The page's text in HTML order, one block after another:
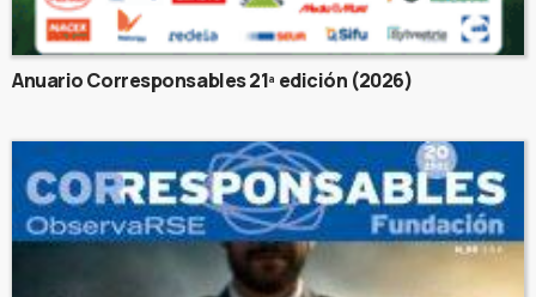
Anuario Corresponsables 21ª edición (2026)